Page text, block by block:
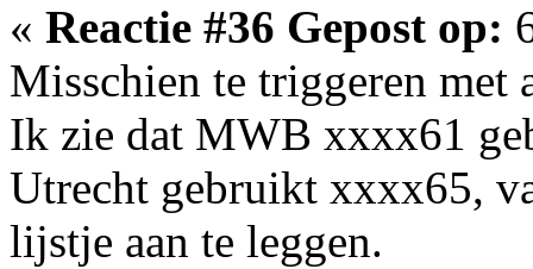
« Reactie #36 Gepost op:
Misschien te triggeren met
Ik zie dat MWB xxxx61
Utrecht gebruikt xxxx65,
lijstje aan te leggen.